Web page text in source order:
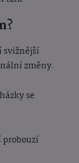
svižnější
změny.
se
probouzí